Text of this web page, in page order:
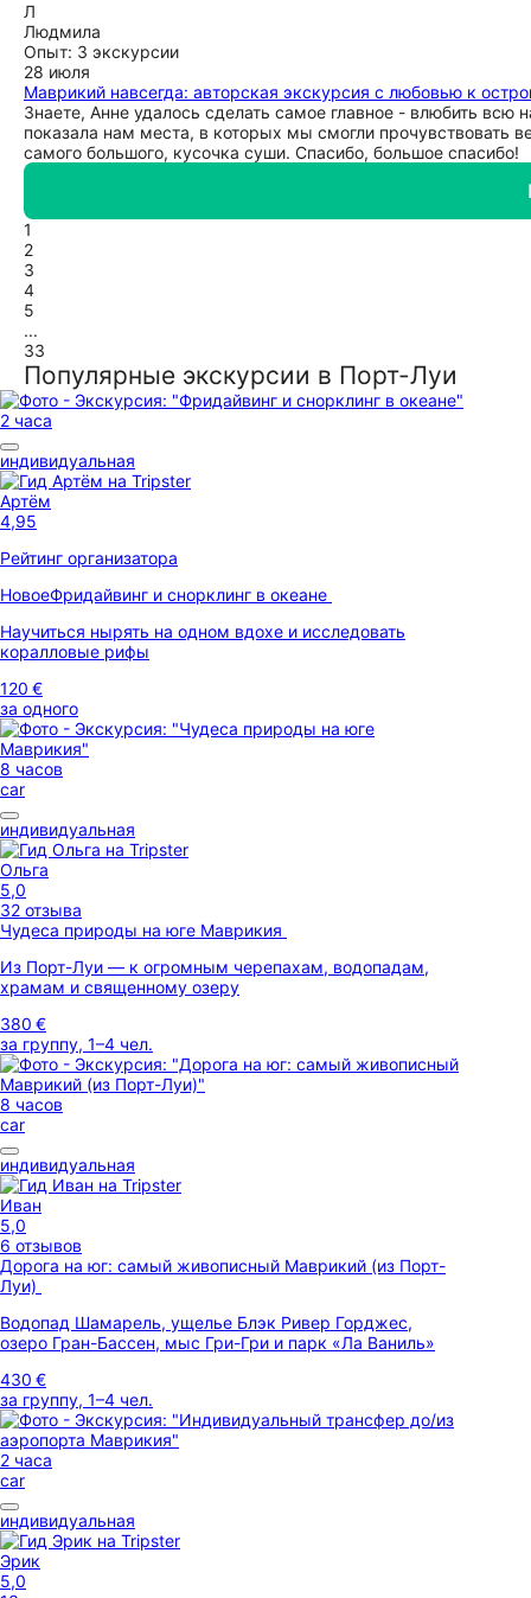
Л
Людмила
Опыт: 3 экскурсии
28 июля
Маврикий навсегда: авторская экскурсия с любовью к
Знаете, Анне удалось сделать самое главное - влюбить
показала нам места, в которых мы смогли прочувствовать
самого большого, кусочка суши. Спасибо, большое спасибо!
1
2
3
4
5
...
33
Популярные экскурсии в Порт-Луи
2 часа
индивидуальная
Артём
4,95
Рейтинг организатора
НовоеФридайвинг и снорклинг в океане
Научиться нырять на одном вдохе и исследовать
коралловые рифы
120 €
за одного
8 часов
car
индивидуальная
Ольга
5,0
32 отзыва
Чудеса природы на юге Маврикия
Из Порт-Луи — к огромным черепахам, водопадам,
храмам и священному озеру
380 €
за группу, 1–4 чел.
8 часов
car
индивидуальная
Иван
5,0
6 отзывов
Дорога на юг: самый живописный Маврикий (из Порт-
Луи)
Водопад Шамарель, ущелье Блэк Ривер Горджес,
озеро Гран-Бассен, мыс Гри-Гри и парк «Ла Ваниль»
430 €
за группу, 1–4 чел.
2 часа
car
индивидуальная
Эрик
5,0